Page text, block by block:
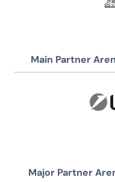
Main Partner
Major Partner